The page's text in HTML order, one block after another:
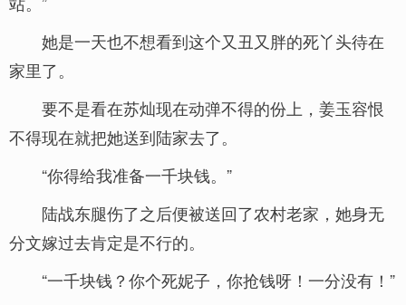
她是一天也不想看到这个又丑又胖的死丫头待在
家里了。
要不是看在苏灿现在动弹不得的份上，姜玉容恨
不得现在就把她送到陆家去了。
“你得给我准备一千块钱。”
陆战东腿伤了之后便被送回了农村老家，她身无
分文嫁过去肯定是不行的。
“一千块钱？你个死妮子，你抢钱呀！一分没有！”